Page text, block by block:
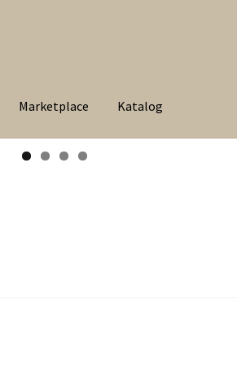
Marketplace Katalog